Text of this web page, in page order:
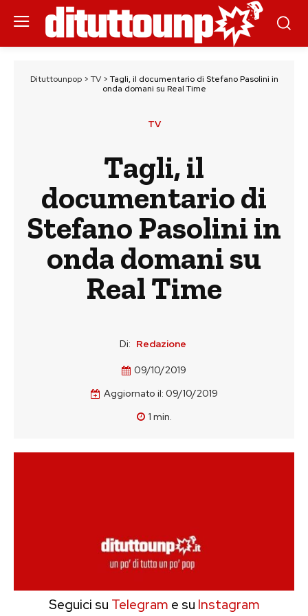
Dituttounpop> TV> Tagli, il documentario di Stefano Pasolini in
onda domani su Real Time
TV
Tagli, il
documentario di
Stefano Pasolini in
onda domani su
Real Time
Di: Redazione
09/10/2019
Aggiornato il: 09/10/2019
1 min.
Seguici su Telegram e su Instagram